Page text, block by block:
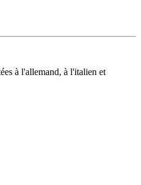
à l'allemand, à l'italien et